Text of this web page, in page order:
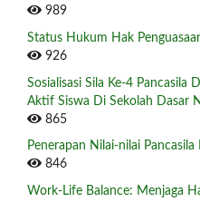
989
Status Hukum Hak
926
Sosialisasi Sila Ke-4 Pancasila
Aktif Siswa Di Sekolah Dasar
865
Penerapan Nilai-nilai
846
Work-Life Balance: Menjaga